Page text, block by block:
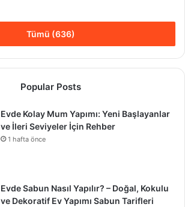
Tümü (636)
Popular Posts
Evde Kolay Mum Yapımı: Yeni Başlayanlar
ve İleri Seviyeler İçin Rehber
1 hafta önce
Evde Sabun Nasıl Yapılır? – Doğal, Kokulu
ve Dekoratif Ev Yapımı Sabun Tarifleri